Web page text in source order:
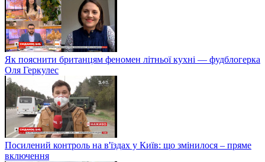
Як пояснити британцям феномен літньої кухні — фудблогерка
Оля Геркулес
Посилений контроль на в'їздах у Київ: що змінилося – пряме
включення